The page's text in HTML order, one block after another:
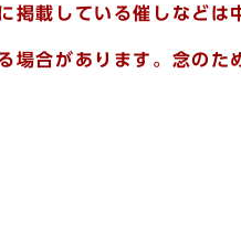
載している催しなどは
合があります。念のた